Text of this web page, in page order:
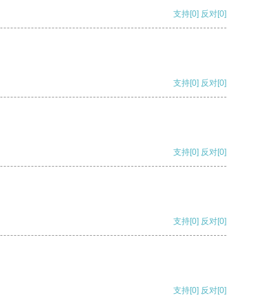
支持[0] 反对[0]
支持[0] 反对[0]
支持[0] 反对[0]
支持[0] 反对[0]
支持[0] 反对[0]